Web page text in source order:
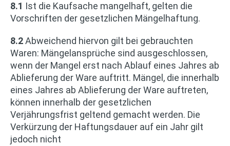
8.1 Ist die Kaufsache mangelhaft, gelten die
Vorschriften der gesetzlichen Mängelhaftung.
8.2Abweichend hiervon gilt bei gebrauchten
Waren: Mängelansprüche sind ausgeschlossen,
wenn der Mangel erst nach Ablauf eines Jahres ab
Ablieferung der Ware auftritt. Mängel, die innerhalb
eines Jahres ab Ablieferung der Ware auftreten,
können innerhalb der gesetzlichen
Verjährungsfrist geltend gemacht werden. Die
Verkürzung der Haftungsdauer auf ein Jahr gilt
jedoch nicht